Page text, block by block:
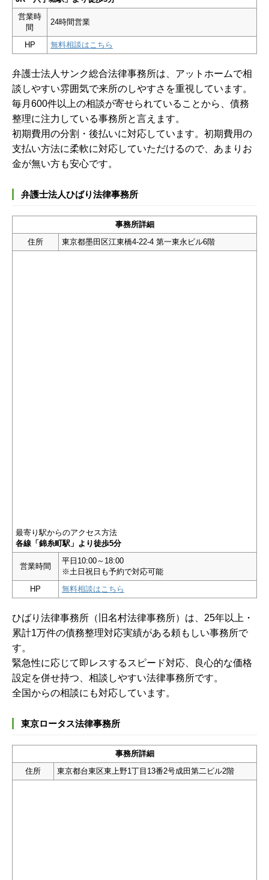
営業時
間
24時間営業
HP 無料相談はこちら
弁護士法人サンク総合法律事務所は、アットホームで相
談しやすい雰囲気で来所のしやすさを重視しています。
毎月600件以上の相談が寄せられていることから、債務
整理に注力している事務所と言えます。
初期費用の分割・後払いに対応しています。初期費用の
支払い方法に柔軟に対応していただけるので、あまりお
金が無い方も安心です。
弁護士法人ひばり法律事務所
事務所詳細
住所
東京都墨田区江東橋4-22-4 第一東永ビル6階
最寄り駅からのアクセス方法
各線「錦糸町駅」より徒歩5分
営業時間
平日10:00～18:00
※土日祝日も予約で対応可能
HP
無料相談はこちら
ひばり法律事務所（旧名村法律事務所）は、25年以上・
累計1万件の債務整理対応実績がある頼もしい事務所で
す。
緊急性に応じて即レスするスピード対応、良心的な価格
設定を併せ持つ、相談しやすい法律事務所です。
全国からの相談にも対応しています。
東京ロータス法律事務所
事務所詳細
住所
東京都台東区東上野1丁目13番2号成田第二ビル2階